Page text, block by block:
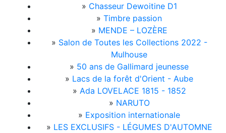
» Chasseur Dewoitine D1
» Timbre passion
» MENDE – LOZÈRE
» Salon de Toutes les Collections 2022 -
Mulhouse
» 50 ans de Gallimard jeunesse
» Lacs de la forêt d'Orient - Aube
» Ada LOVELACE 1815 - 1852
» NARUTO
» Exposition internationale
» LES EXCLUSIFS - LÉGUMES D'AUTOMNE